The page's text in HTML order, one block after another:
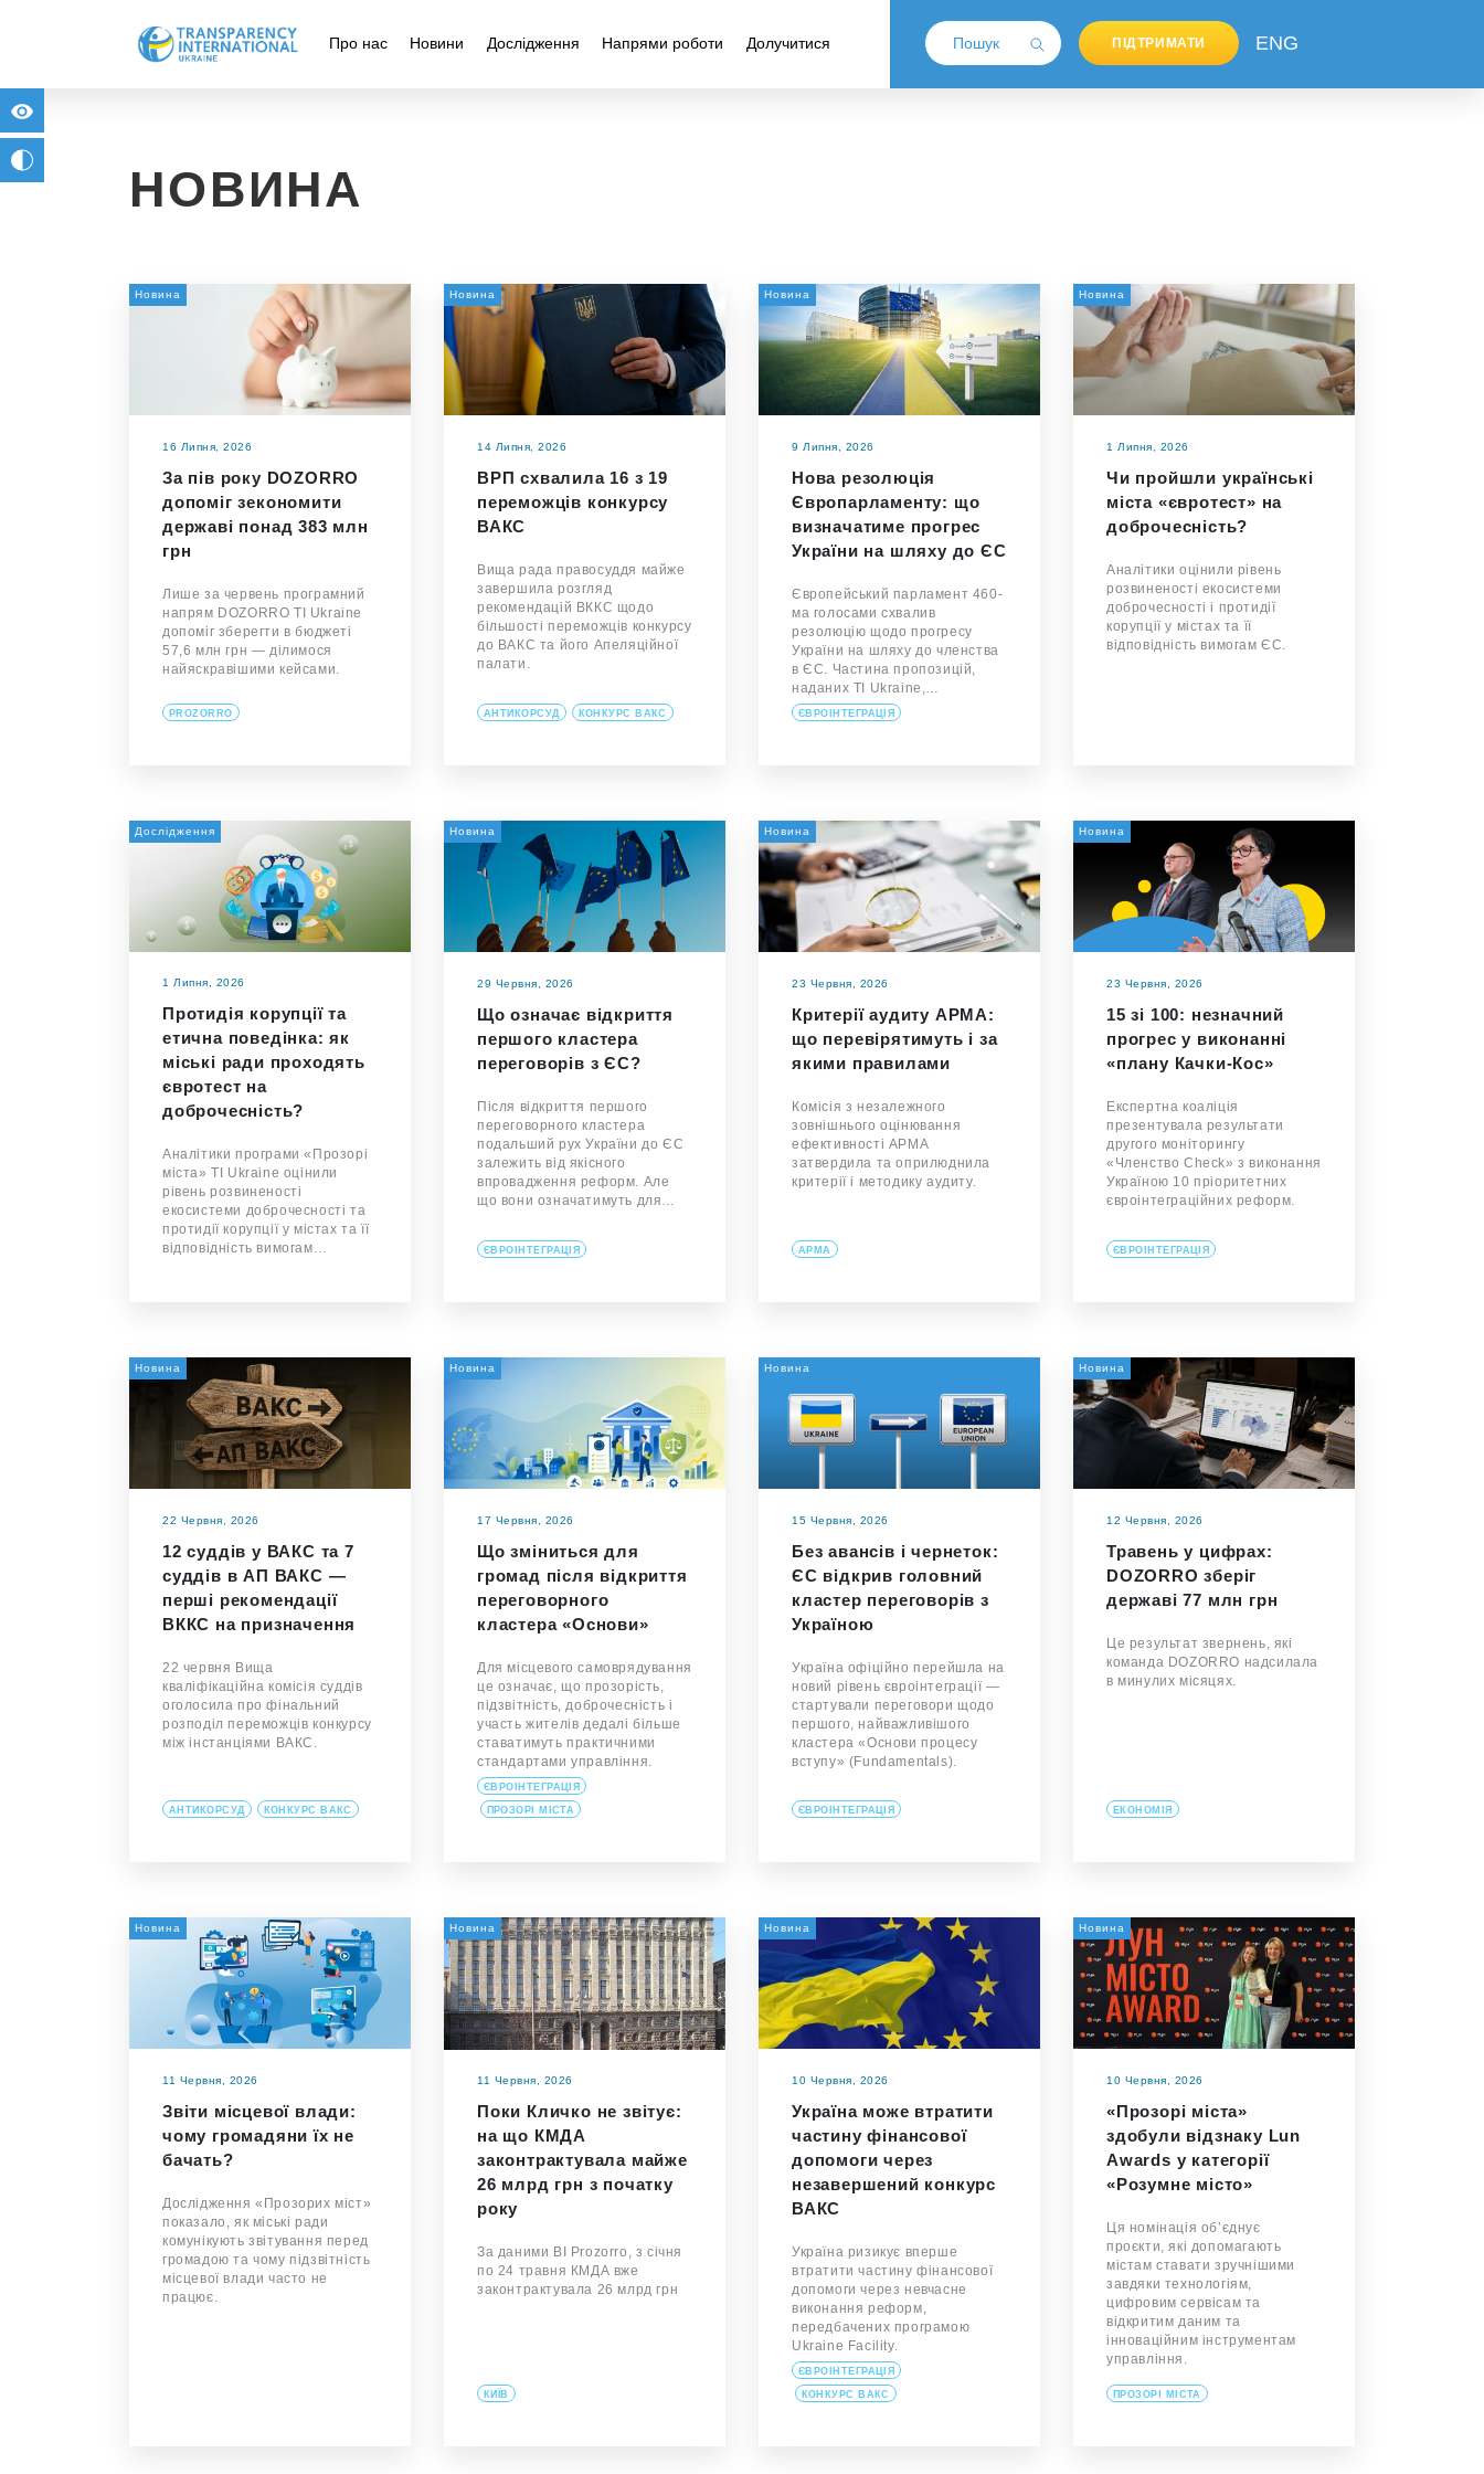
Про нас Новини Дослідження Напрями роботи Долучитися ПІДТРИМАТИ ENG
НОВИНА
Новина
16 Липня, 2026
За пів року DOZORRO
допоміг зекономити
державі понад 383 млн
грн
Лише за червень програмний
напрям DOZORRO TI Ukraine
допоміг зберегти в бюджеті
57,6 млн грн — ділимося
найяскравішими кейсами.
PROZORRO
Новина
14 Липня, 2026
ВРП схвалила 16 з 19
переможців конкурсу
ВАКС
Вища рада правосуддя майже
завершила розгляд
рекомендацій ВККС щодо
більшості переможців конкурсу
до ВАКС та його Апеляційної
палати.
АНТИКОРСУД КОНКУРС ВАКС
Новина
9 Липня, 2026
Нова резолюція
Європарламенту: що
визначатиме прогрес
України на шляху до ЄС
Європейський парламент 460-
ма голосами схвалив
резолюцію щодо прогресу
України на шляху до членства
в ЄС. Частина пропозицій,
наданих TI Ukraine,…
ЄВРОІНТЕГРАЦІЯ
Новина
1 Липня, 2026
Чи пройшли українські
міста «євротест» на
доброчесність?
Аналітики оцінили рівень
розвиненості екосистеми
доброчесності і протидії
корупції у містах та її
відповідність вимогам ЄС.
Дослідження
1 Липня, 2026
Протидія корупції та
етична поведінка: як
міські ради проходять
євротест на
доброчесність?
Аналітики програми «Прозорі
міста» TI Ukraine оцінили
рівень розвиненості
екосистеми доброчесності та
протидії корупції у містах та її
відповідність вимогам…
Новина
29 Червня, 2026
Що означає відкриття
першого кластера
переговорів з ЄС?
Після відкриття першого
переговорного кластера
подальший рух України до ЄС
залежить від якісного
впровадження реформ. Але
що вони означатимуть для…
ЄВРОІНТЕГРАЦІЯ
Новина
23 Червня, 2026
Критерії аудиту АРМА:
що перевірятимуть і за
якими правилами
Комісія з незалежного
зовнішнього оцінювання
ефективності АРМА
затвердила та оприлюднила
критерії і методику аудиту.
АРМА
Новина
23 Червня, 2026
15 зі 100: незначний
прогрес у виконанні
«плану Качки-Кос»
Експертна коаліція
презентувала результати
другого моніторингу
«Членство Check» з виконання
Україною 10 пріоритетних
євроінтеграційних реформ.
ЄВРОІНТЕГРАЦІЯ
Новина
22 Червня, 2026
12 суддів у ВАКС та 7
суддів в АП ВАКС —
перші рекомендації
ВККС на призначення
22 червня Вища
кваліфікаційна комісія суддів
оголосила про фінальний
розподіл переможців конкурсу
між інстанціями ВАКС.
АНТИКОРСУД КОНКУРС ВАКС
Новина
17 Червня, 2026
Що зміниться для
громад після відкриття
переговорного
кластера «Основи»
Для місцевого самоврядування
це означає, що прозорість,
підзвітність, доброчесність і
участь жителів дедалі більше
ставатимуть практичними
стандартами управління.
ЄВРОІНТЕГРАЦІЯ
ПРОЗОРІ МІСТА
Новина
15 Червня, 2026
Без авансів і чернеток:
ЄС відкрив головний
кластер переговорів з
Україною
Україна офіційно перейшла на
новий рівень євроінтеграції —
стартували переговори щодо
першого, найважливішого
кластера «Основи процесу
вступу» (Fundamentals).
ЄВРОІНТЕГРАЦІЯ
Новина
12 Червня, 2026
Травень у цифрах:
DOZORRO зберіг
державі 77 млн грн
Це результат звернень, які
команда DOZORRO надсилала
в минулих місяцях.
ЕКОНОМІЯ
Новина
11 Червня, 2026
Звіти місцевої влади:
чому громадяни їх не
бачать?
Дослідження «Прозорих міст»
показало, як міські ради
комунікують звітування перед
громадою та чому підзвітність
місцевої влади часто не
працює.
Новина
11 Червня, 2026
Поки Кличко не звітує:
на що КМДА
законтрактувала майже
26 млрд грн з початку
року
За даними BI Prozorro, з січня
по 24 травня КМДА вже
законтрактувала 26 млрд грн
КИЇВ
Новина
10 Червня, 2026
Україна може втратити
частину фінансової
допомоги через
незавершений конкурс
ВАКС
Україна ризикує вперше
втратити частину фінансової
допомоги через невчасне
виконання реформ,
передбачених програмою
Ukraine Facility.
ЄВРОІНТЕГРАЦІЯ
КОНКУРС ВАКС
Новина
10 Червня, 2026
«Прозорі міста»
здобули відзнаку Lun
Awards у категорії
«Розумне місто»
Ця номінація об’єднує
проєкти, які допомагають
містам ставати зручнішими
завдяки технологіям,
цифровим сервісам та
відкритим даним та
інноваційним інструментам
управління.
ПРОЗОРІ МІСТА